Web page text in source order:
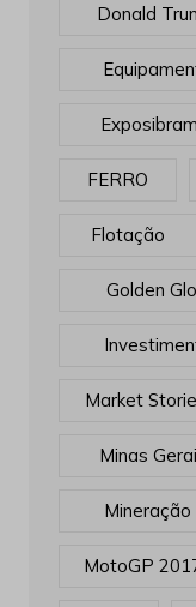
Donald
Exposibram
FERRO
Flotação
Golden
Market
Minas
Mineração
MotoGP